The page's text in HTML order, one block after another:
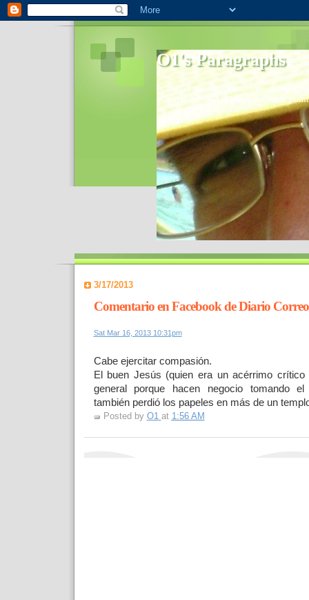
O1's Paragraphs
In 2006 I started to distribute
World- I decided to bring out those
3/17/2013
Comentario en Facebook de Diario Correo
Sat Mar 16, 2013 10:31pm
Cabe ejercitar compasión.
El buen Jesús (quien era un acérrimo
general porque hacen negocio tomando
también perdió los papeles en más de un
Posted by O1 at 1:56 AM